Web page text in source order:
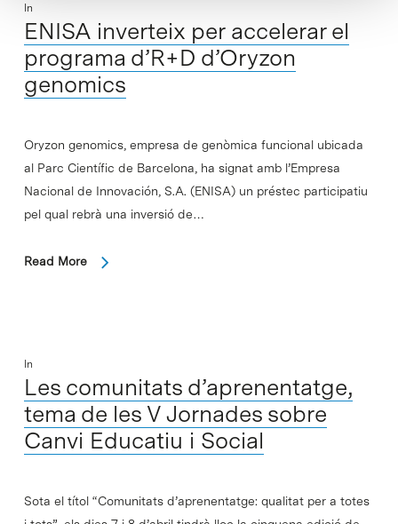
In
ENISA inverteix per accelerar el
programa d’R+D d’Oryzon
genomics
Oryzon genomics, empresa de genòmica funcional ubicada
al Parc Científic de Barcelona, ha signat amb l’Empresa
Nacional de Innovación, S.A. (ENISA) un préstec participatiu
pel qual rebrà una inversió de…
Read More
In
Les comunitats d’aprenentatge,
tema de les V Jornades sobre
Canvi Educatiu i Social
Sota el títol “Comunitats d’aprenentatge: qualitat per a totes